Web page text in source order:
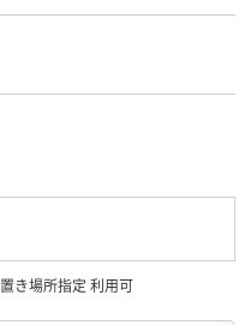
置き場所指定 利用可